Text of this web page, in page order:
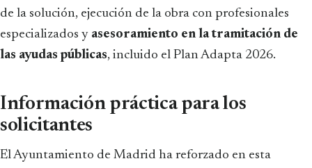
de la solución, ejecución de la obra con profesionales
especializados y asesoramiento en la tramitación de
las ayudas públicas, incluido el Plan Adapta 2026.
Información práctica para los
solicitantes
El Ayuntamiento de Madrid ha reforzado en esta